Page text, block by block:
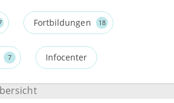
Fortbildungen 18
7 Infocenter